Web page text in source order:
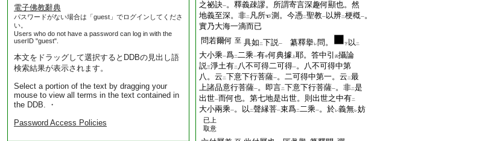
電子佛教辭典
パスワードがない場合は「guest」でログインしてくださ
い。
Users who do not have a password can log in with the
userID "guest".
本文をドラッグして選択するとDDBの見出し語
検索結果が表示されます。
Select a portion of the text by dragging your
mouse to view all terms in the text contained in
the DDB. ・
Password Access Policies
之祕訣一。釋義疎謬。所謂寄言深趣何顯也。然
地義至深。非二 凡所 測。今憑二聖教一 以辨二梗槪一。
實乃大海一滴而已
問若爾何 至 具如 二下説一 纂釋擧レ問。 下 以 二
大小乘一爲二二乘一有中何典據 上耶。答中引 四攝論
説三淨土有二 八不可得二可得一。八不可得中第
八。云 二下意下行菩薩一。二可得中第一。云 二最
上諸品意行菩薩一。即言二下意下行菩薩一。非二是
出世一而何也。第七地是出世。則出世之中有二
大小兩乘一。以 二聲縁菩一束爲二二乘一。於レ義無レ妨
已上
取意